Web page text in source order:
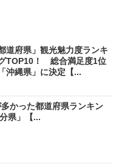
都道府県」観光魅力度ランキ
TOP10！ 総合満足度1位
沖縄県」に決定【...
多かった都道府県ランキン
県」【...